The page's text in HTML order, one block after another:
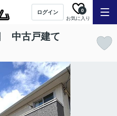
ログイン
お気に入り
0
中古戸建て